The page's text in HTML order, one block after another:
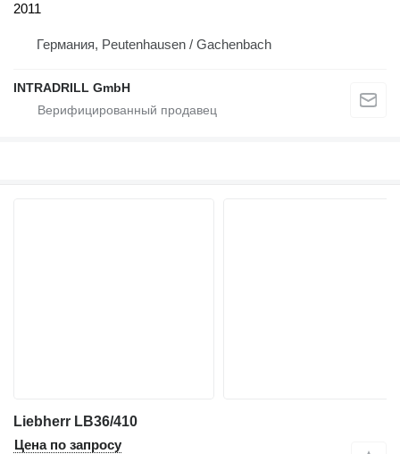
2011
Германия, Peutenhausen / Gachenbach
INTRADRILL GmbH
Liebherr LB36/410
Цена по запросу